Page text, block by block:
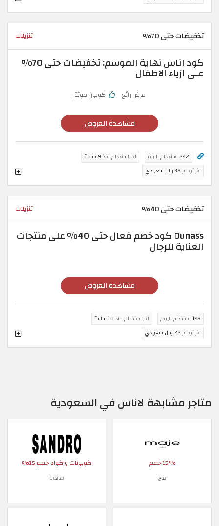
تخفيضات حتى 70% تنزيلات
كود اناس نهاية الموسم: تخفيضات حتى 70%
على ازياء الاطفال
عرض رائع كوبون موثق
مشاهدة العروض
242 استخدام اليوم اخر استخدام منذ 9 ساعة
اخر توفير 38 ريال سعودي
تخفيضات حتى 40% تنزيلات
Ounass كود خصم فعال حتى 40% على منتجات
العناية للرجال
مشاهدة العروض
148 استخدام اليوم اخر استخدام منذ 10 ساعة
اخر توفير 22 ريال سعودي
متاجر مشابهة لاناس في السعودية
15٪ خصم
ماج
كوبونات واكواد خصم 15%
ساندرو